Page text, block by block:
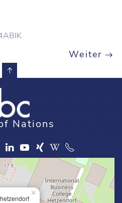
Weiter
Nations
×